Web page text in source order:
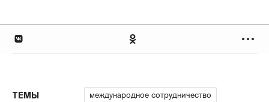
ТЕМЫ международное сотрудничество